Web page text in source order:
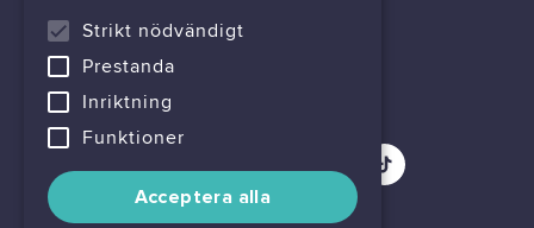
400 22 Göteborg
716444-6762
Strikt nödvändigt
Prestanda
Inriktning
Funktioner
Acceptera alla